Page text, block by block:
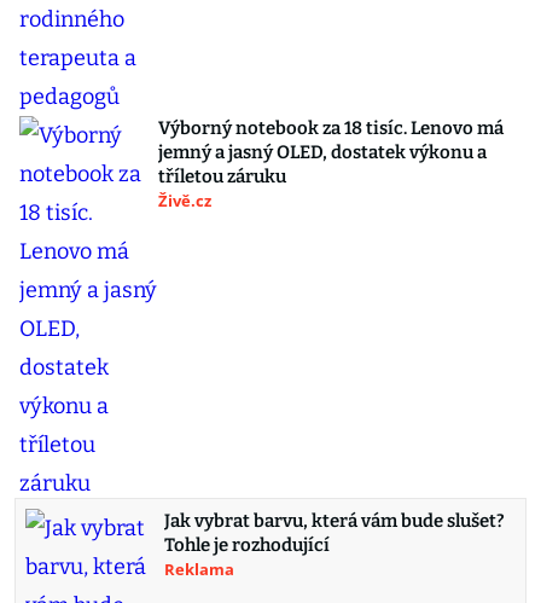
Výborný notebook za 18 tisíc. Lenovo má
jemný a jasný OLED, dostatek výkonu a
tříletou záruku
Živě.cz
Jak vybrat barvu, která vám bude slušet?
Tohle je rozhodující
Reklama